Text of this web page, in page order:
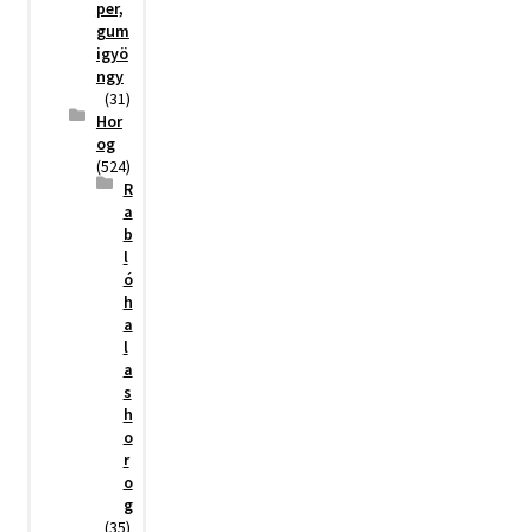
per,
gum
igyö
ngy
(31)
Hor
og
(524)
R
a
b
l
ó
h
a
l
a
s
h
o
r
o
g
(35)